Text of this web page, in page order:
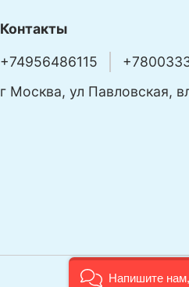
Контакты
+74956486115
г Москва, ул Павловская,
Напишите